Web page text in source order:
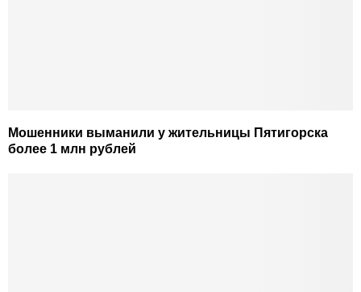
Мошенники выманили у жительницы Пятигорска
более 1 млн рублей